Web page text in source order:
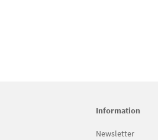
Information
Newsletter